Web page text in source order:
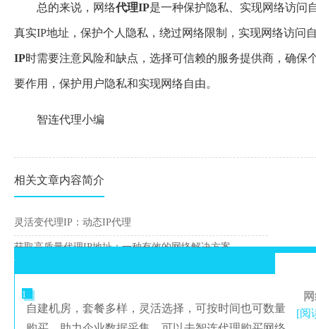
总的来说，网络代理IP是一种保护隐私、实现网络访问
真实IP地址，保护个人隐私，绕过网络限制，实现网络访问
IP时需要注意风险和缺点，选择可信赖的服务提供商，确保
要作用，保护用户隐私和实现网络自由。
智连代理小编
相关文章内容简介
灵活变代理IP：动态IP代理
获取高质量代理IP地址：一种有效的网络解决方案
1
自建机房，套餐多样，灵活选择，可按时间也可数量
[阅